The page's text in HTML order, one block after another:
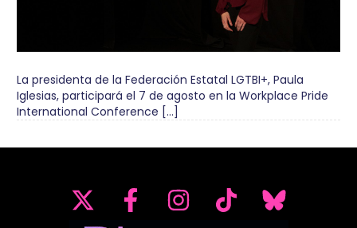
La presidenta de la Federación Estatal LGTBI+, Paula
Iglesias, participará el 7 de agosto en la Workplace Pride
International Conference […]